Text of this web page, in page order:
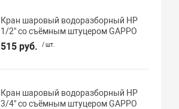
Кран шаровый водоразборный НР
1/2" со съёмным штуцером GAPPO
515 руб. / шт.
Кран шаровый водоразборный НР
3/4" со съёмным штуцером GAPPO